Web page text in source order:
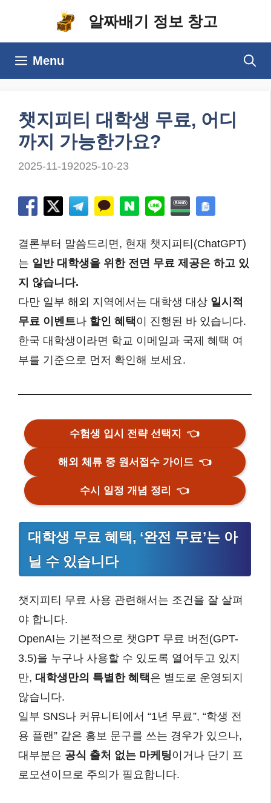
알짜배기 정보 창고
Menu
챗지피티 대학생 무료, 어디
까지 가능한가요?
2025-11-192025-10-23
결론부터 말씀드리면, 현재 챗지피티(ChatGPT)
는 일반 대학생을 위한 전면 무료 제공은 하고 있
지 않습니다.
다만 일부 해외 지역에서는 대학생 대상 일시적
무료 이벤트나 할인 혜택이 진행된 바 있습니다.
한국 대학생이라면 학교 이메일과 국제 혜택 여
부를 기준으로 먼저 확인해 보세요.
수험생 입시 전략 선택지👈
해외 체류 중 원서접수 가이드👈
수시 일정 개념 정리👈
대학생 무료 혜택, ‘완전 무료’는 아
닐 수 있습니다
챗지피티 무료 사용 관련해서는 조건을 잘 살펴
야 합니다.
OpenAI는 기본적으로 챗GPT 무료 버전(GPT-
3.5)을 누구나 사용할 수 있도록 열어두고 있지
만, 대학생만의 특별한 혜택은 별도로 운영되지
않습니다.
일부 SNS나 커뮤니티에서 “1년 무료”, “학생 전
용 플랜” 같은 홍보 문구를 쓰는 경우가 있으나,
대부분은 공식 출처 없는 마케팅이거나 단기 프
로모션이므로 주의가 필요합니다.